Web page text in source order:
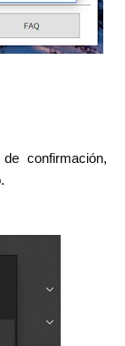
confirmación,